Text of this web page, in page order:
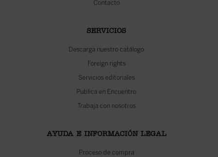
Contacto
SERVICIOS
Descarga nuestro catálogo
Foreign rights
Servicios editoriales
Publica en Encuentro
Trabaja con nosotros
AYUDA E INFORMACIÓN LEGAL
Proceso de compra